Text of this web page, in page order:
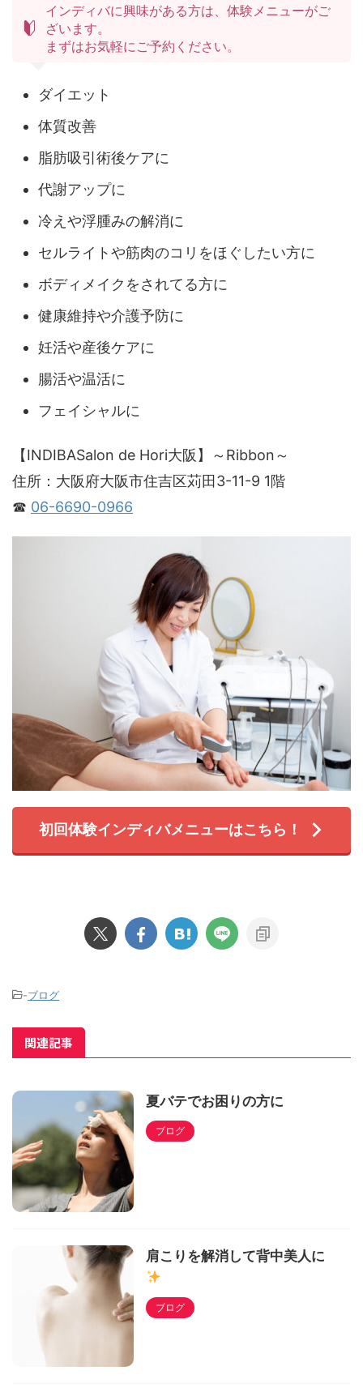
インディバに興味がある方は、体験メニューがご
ざいます。
まずはお気軽にご予約ください。
ダイエット
体質改善
脂肪吸引術後ケアに
代謝アップに
冷えや浮腫みの解消に
セルライトや筋肉のコリをほぐしたい方に
ボディメイクをされてる方に
健康維持や介護予防に
妊活や産後ケアに
腸活や温活に
フェイシャルに
【INDIBASalon de Hori大阪】～Ribbon～
住所：大阪府大阪市住吉区苅田3-11-9 1階
☎ 06-6690-0966
初回体験インディバメニューはこちら！
-ブログ
関連記事
夏バテでお困りの方に
ブログ
肩こりを解消して背中美人に
ブログ